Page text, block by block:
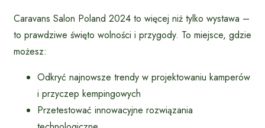
Caravans Salon Poland 2024 to więcej niż tylko wystawa –
to prawdziwe święto wolności i przygody. To miejsce, gdzie
możesz:
Odkryć najnowsze trendy w projektowaniu kamperów
i przyczep kempingowych
Przetestować innowacyjne rozwiązania